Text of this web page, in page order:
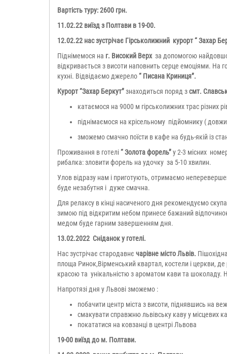
Вартість туру: 2600 грн.
11.02.22 виїзд з Полтави в 19-00.
12.02.22 нас зустрічає Гірськолижний курорт “ Захар
Піднімемося на г. Високий Верх за допомогою
відкривається з висоти наповнить серце емоціями. На
кухні. Відвідаємо джерело“ Писана Криниця”.
Курорт “Захар Беркут”знаходиться поряд зсмт.
катаємося на 9000 м гірськолижних трас різних
піднімаємося на крісельному підйомнику (
зможемо смачно поїсти в кафе на будь-якій із
Проживання в готелі“ Золота форель”у 2-3 місних
рибалка: зловити форель на удочку за 5-10 хвилин.
Улов відразу нам і приготують, отримаємо
буде незабутня і дуже смачна.
Для релаксу в кінці насиченого дня рекомендуємо
зимою під відкритим небом принесе бажаний
медом буде гарним завершенням дня.
13.02.2022 Сніданок у готелі.
Нас зустрічає стародавнє чарівне місто Львів.
площа Ринок,Вірменський квартал, костели і церкви,
красою та унікальністю з ароматом кави та шоколаду.
Напротязі дня у Львові зможемо :
побачити центр міста з висоти, піднявшись на
смакувати справжню львівську каву у місцевих
покататися на ковзанці в центрі Львова
19-00 виїзд до м. Полтави.